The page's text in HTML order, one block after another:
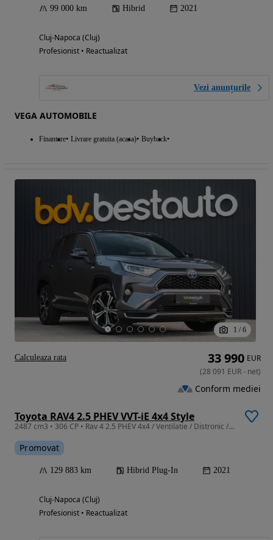
99 000 km Hibrid 2021
Cluj-Napoca (Cluj)
Profesionist • Reactualizat
Vezi anunțurile
VEGA AUTOMOBILE
Finantare Livrare gratuita (acasa) Buyback
1 / 6
Toyota RAV4 2.5 PHEV VVT-iE 4x4 Style
2487 cm3 • 306 CP • Rav 4 2.5 PHEV 4x4 / Ventilatie / Distronic / 360 / JBL / HUD / LED
Promovat
129 883 km Hibrid Plug-In 2021
Cluj-Napoca (Cluj)
Profesionist • Reactualizat
33 990 EUR
(28 091 EUR- net)
Conform mediei
Calculeaza rata